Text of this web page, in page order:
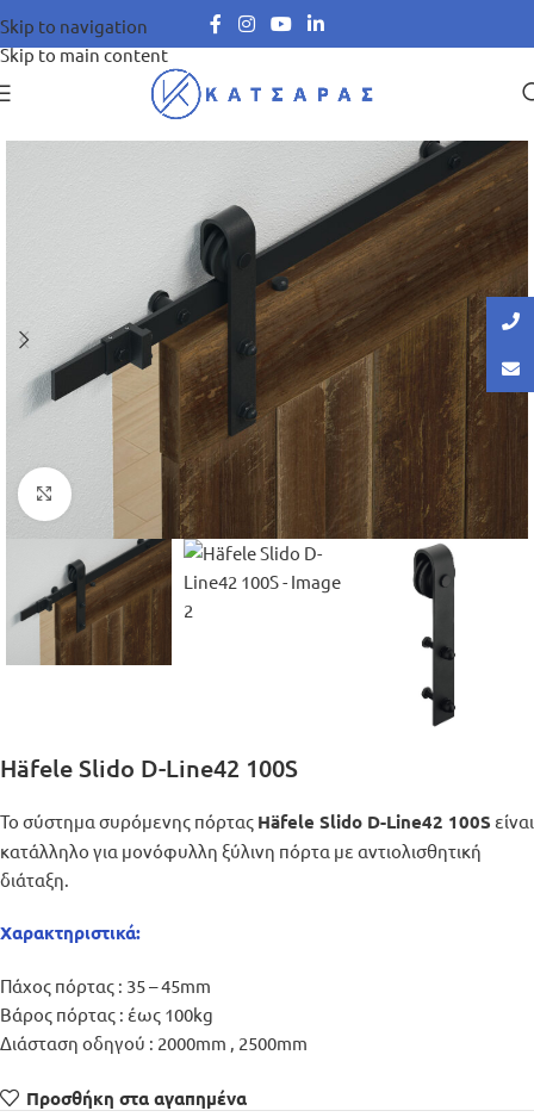
Skip to navigation
Skip to main content
Μεγέθυνση
Häfele Slido D-Line42 100S
Το σύστημα συρόμενης πόρτας Häfele Slido D-Line42 100S είναι
κατάλληλο για μονόφυλλη ξύλινη πόρτα με αντιολισθητική
διάταξη.
Χαρακτηριστικά:
Πάχος πόρτας : 35 – 45mm
Βάρος πόρτας : έως 100kg
Διάσταση οδηγού : 2000mm , 2500mm
Προσθήκη στα αγαπημένα